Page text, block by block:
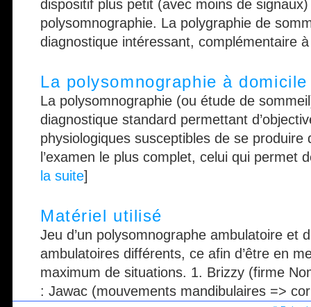
dispositif plus petit (avec moins de
polysomnographie. La polygraphie de
diagnostique intéressant, complémentaire
La polysomnographie à domicile
La polysomnographie (ou étude de
diagnostique standard permettant
physiologiques susceptibles de se produire
l’examen le plus complet, celui qui permet
la suite]
Matériel utilisé
Jeu d’un polysomnographe ambulatoire et
ambulatoires différents, ce afin d’être en
maximum de situations. 1. Brizzy (firme
: Jawac (mouvements mandibulaires =>